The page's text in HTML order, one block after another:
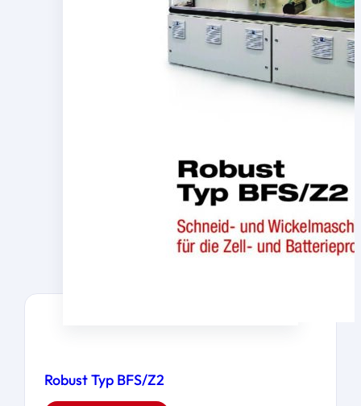
Robust Typ BFS/Z2